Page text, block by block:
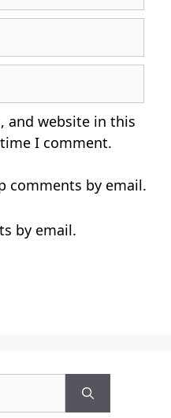
and website in this
I comment.
comments by email.
by email.